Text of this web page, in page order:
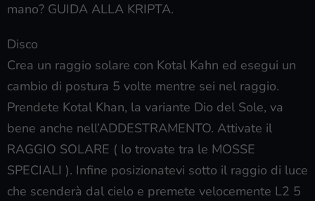
mano? GUIDA ALLA KRIPTA.
Disco
Crea un raggio solare con Kotal Kahn ed esegui un
cambio di postura 5 volte mentre sei nel raggio.
Prendete Kotal Khan, la variante Dio del Sole, va
bene anche nell’ADDESTRAMENTO. Attivate il
RAGGIO SOLARE ( lo trovate tra le MOSSE
SPECIALI ). Infine posizionatevi sotto il raggio di luce
che scenderà dal cielo e premete velocemente L2 5